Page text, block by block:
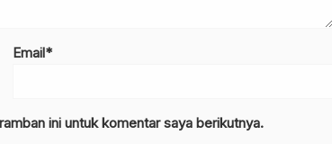
Email*
ini untuk komentar saya berikutnya.